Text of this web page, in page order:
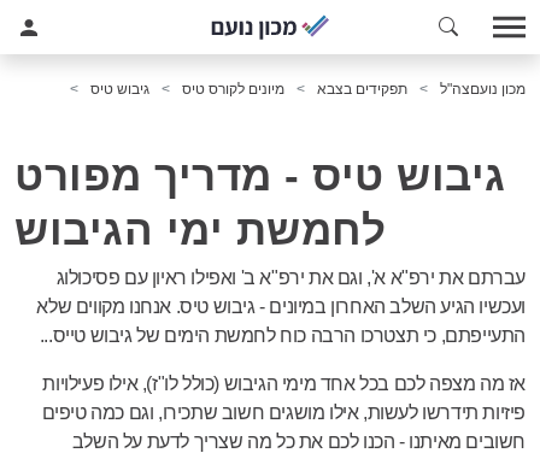
מכון נועםצה"ל תפקידים בצבא מיונים לקורס טיס גיבוש טיס
גיבוש טיס - מדריך מפורט
לחמשת ימי הגיבוש
עברתם את ירפ"א א', וגם את ירפ"א ב' ואפילו ראיון עם פסיכולוג
ועכשיו הגיע השלב האחרון במיונים - גיבוש טיס. אנחנו מקווים שלא
התעייפתם, כי תצטרכו הרבה כוח לחמשת הימים של גיבוש טייס...
אז מה מצפה לכם בכל אחד מימי הגיבוש (כולל לו"ז), אילו פעילויות
פיזיות תידרשו לעשות, אילו מושגים חשוב שתכירו, וגם כמה טיפים
חשובים מאיתנו - הכנו לכם את כל מה שצריך לדעת על השלב